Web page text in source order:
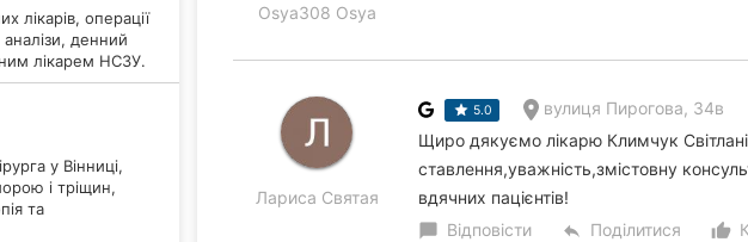
лікарів, операції
денний
лікарем НСЗУ.
у Вінниці,
і тріщин,
та
Osya308 Osya
Лариса Святая
5.0 вулиця Пирогова, 34в
Щиро дякуємо лікарю Климчук Світлані
ставлення,уважність,змістовну
вдячних пацієнтів!
chat_bubble Відповісти reply Поділитися